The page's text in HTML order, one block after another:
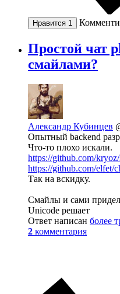
Нравится 1
Простой чат
смайлами?
Александр Кубинцев
Опытный backend
Что-то плохо искали.
https://github.com/
https://github.com/elfet/
Так на вскидку.
Смайлы и сами
Unicode решает
Ответ написан более
2 комментария